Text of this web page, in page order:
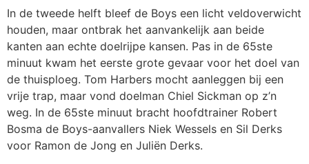
In de tweede helft bleef de Boys een licht veldoverwicht
houden, maar ontbrak het aanvankelijk aan beide
kanten aan echte doelrijpe kansen. Pas in de 65ste
minuut kwam het eerste grote gevaar voor het doel van
de thuisploeg. Tom Harbers mocht aanleggen bij een
vrije trap, maar vond doelman Chiel Sickman op z’n
weg. In de 65ste minuut bracht hoofdtrainer Robert
Bosma de Boys-aanvallers Niek Wessels en Sil Derks
voor Ramon de Jong en Juliën Derks.